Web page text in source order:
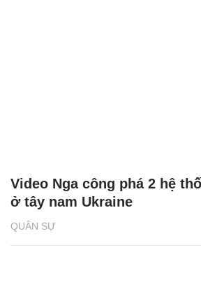
QUÂN SỰ
Video Nga công phá 2 hệ
ở tây nam Ukraine